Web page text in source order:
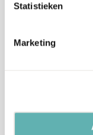
Statistieken
Marketing
Verzenden en levertijd:
Op werkdagen
Hierdoor kan je
en op tijd te bestellen.
Wij hebben helaas